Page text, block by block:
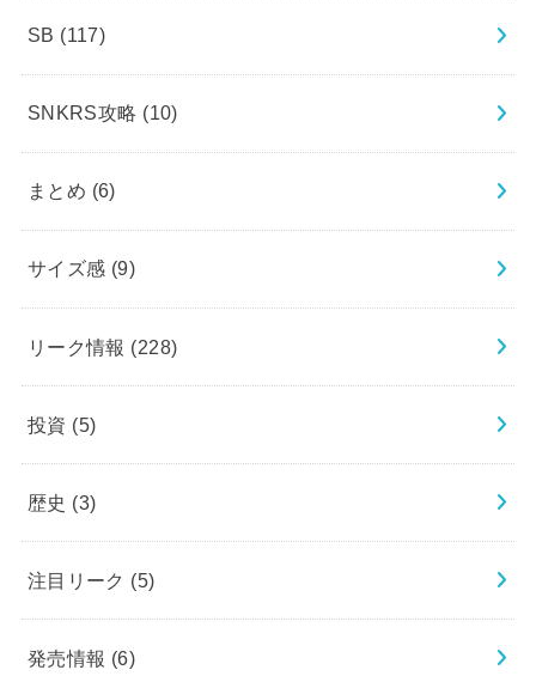
SB (117)
SNKRS攻略 (10)
まとめ (6)
サイズ感 (9)
リーク情報 (228)
投資 (5)
歴史 (3)
注目リーク (5)
発売情報 (6)